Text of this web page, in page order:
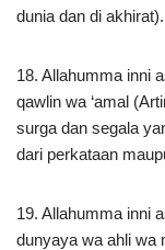
dunia dan di akhirat).
18. Allahumma inni
qawlin wa ‘amal
surga dan segala
dari perkataan
19. Allahumma inni
dunyaya wa ahli wa